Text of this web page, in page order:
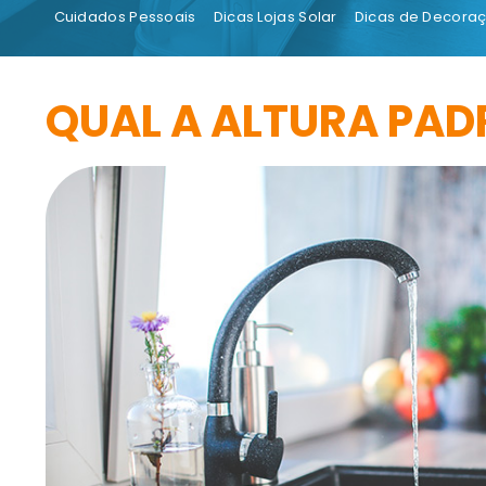
Cuidados Pessoais Dicas Lojas Solar Dicas de
QUAL A ALTURA